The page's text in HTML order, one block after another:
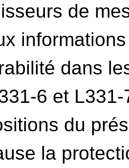
de
dans
6 et L331-
du
la